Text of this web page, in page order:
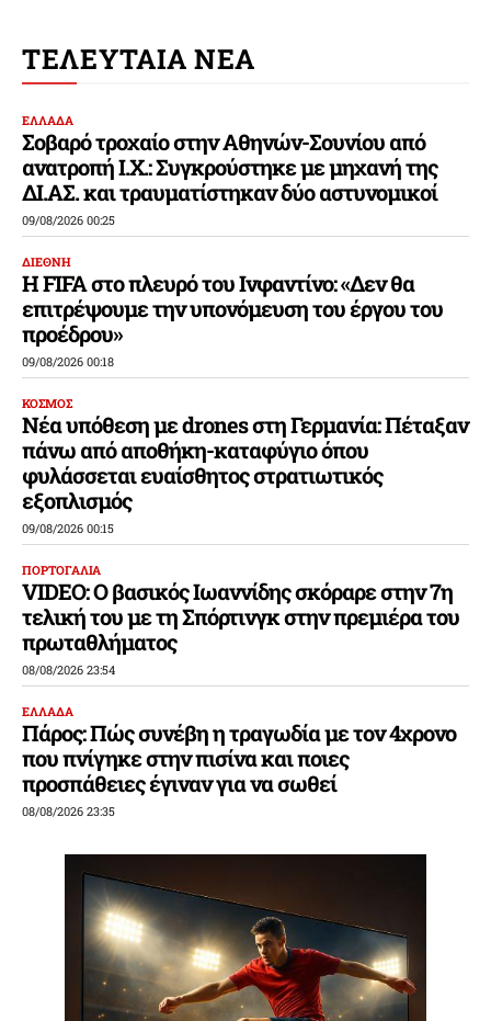
ΤΕΛΕΥΤΑΙΑ ΝΕΑ
ΕΛΛΑΔΑ
Σοβαρό τροχαίο στην Αθηνών-Σουνίου από
ανατροπή Ι.Χ.: Συγκρούστηκε με μηχανή της
ΔΙ.ΑΣ. και τραυματίστηκαν δύο αστυνομικοί
09/08/2026 00:25
ΔΙΕΘΝΗ
Η FIFA στο πλευρό του Ινφαντίνο: «Δεν θα
επιτρέψουμε την υπονόμευση του έργου του
προέδρου»
09/08/2026 00:18
ΚΟΣΜΟΣ
Νέα υπόθεση με drones στη Γερμανία: Πέταξαν
πάνω από αποθήκη-καταφύγιο όπου
φυλάσσεται ευαίσθητος στρατιωτικός
εξοπλισμός
09/08/2026 00:15
ΠΟΡΤΟΓΑΛΙΑ
VIDEO: Ο βασικός Ιωαννίδης σκόραρε στην 7η
τελική του με τη Σπόρτινγκ στην πρεμιέρα του
πρωταθλήματος
08/08/2026 23:54
ΕΛΛΑΔΑ
Πάρος: Πώς συνέβη η τραγωδία με τον 4χρονο
που πνίγηκε στην πισίνα και ποιες
προσπάθειες έγιναν για να σωθεί
08/08/2026 23:35